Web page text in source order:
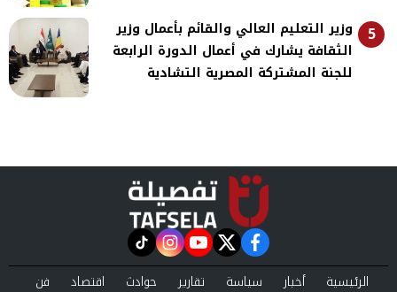
5
وزير التعليم العالي والقائم بأعمال وزير
الثقافة يشارك في أعمال الدورة الرابعة
للجنة المشتركة المصرية التشادية
facebook
twitter
youtube
instagram
tiktok
الرئيسية أخبار سياسة تقارير حوادث اقتصاد فن